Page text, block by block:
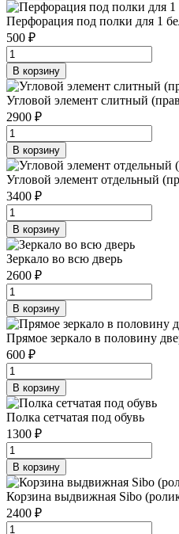
Перфорация под полки для 1
500 ₽
В корзину
Угловой элемент слитный
2900 ₽
В корзину
Угловой элемент отдельный
3400 ₽
В корзину
Зеркало во всю дверь
2600 ₽
В корзину
Прямое зеркало в половину
600 ₽
В корзину
Полка сетчатая под обувь
1300 ₽
В корзину
Корзина выдвижная Sibo
2400 ₽